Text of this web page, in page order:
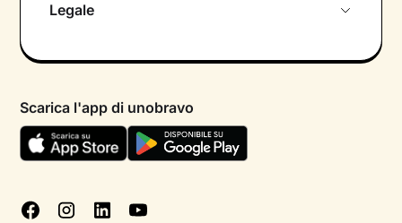
Psicologo in chat
Aiuto urgente
FAQ
Legale
Termini e condizioni
Informativa Privacy
Cookie policy
Scarica l'app di unobravo